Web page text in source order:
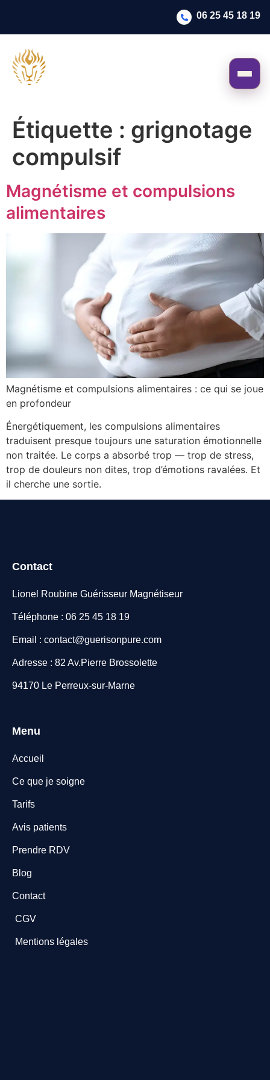
06 25 45 18 19
Étiquette : grignotage
compulsif
Magnétisme et compulsions
alimentaires
Magnétisme et compulsions alimentaires : ce qui se joue
en profondeur
Énergétiquement, les compulsions alimentaires
traduisent presque toujours une saturation émotionnelle
non traitée. Le corps a absorbé trop — trop de stress,
trop de douleurs non dites, trop d’émotions ravalées. Et
il cherche une sortie.
Contact
Lionel Roubine Guérisseur Magnétiseur
Téléphone : 06 25 45 18 19
Email : contact@guerisonpure.com
Adresse : 82 Av.Pierre Brossolette
94170 Le Perreux-sur-Marne
Menu
Accueil
Ce que je soigne
Tarifs
Avis patients
Prendre RDV
Blog
Contact
CGV
Mentions légales